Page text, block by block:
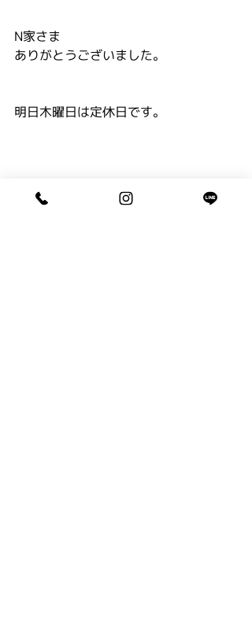
N家さま
ありがとうございました。
明日木曜日は定休日です。